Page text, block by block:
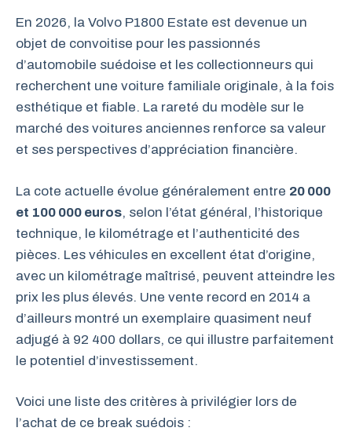
En 2026, la Volvo P1800 Estate est devenue un
objet de convoitise pour les passionnés
d’automobile suédoise et les collectionneurs qui
recherchent une voiture familiale originale, à la fois
esthétique et fiable. La rareté du modèle sur le
marché des voitures anciennes renforce sa valeur
et ses perspectives d’appréciation financière.
La cote actuelle évolue généralement entre 20 000
et 100 000 euros, selon l’état général, l’historique
technique, le kilométrage et l’authenticité des
pièces. Les véhicules en excellent état d’origine,
avec un kilométrage maîtrisé, peuvent atteindre les
prix les plus élevés. Une vente record en 2014 a
d’ailleurs montré un exemplaire quasiment neuf
adjugé à 92 400 dollars, ce qui illustre parfaitement
le potentiel d’investissement.
Voici une liste des critères à privilégier lors de
l’achat de ce break suédois :